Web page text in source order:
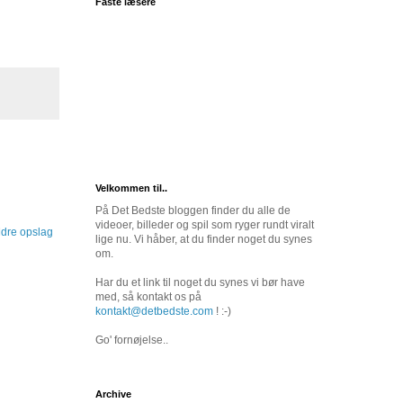
opslag
Faste læsere
Velkommen til..
På Det Bedste bloggen finder du alle de
videoer, billeder og spil som ryger rundt viralt
lige nu. Vi håber, at du finder noget du synes
om.
Har du et link til noget du synes vi bør have
med, så kontakt os på
kontakt@detbedste.com ! :-)
Go' fornøjelse..
Archive